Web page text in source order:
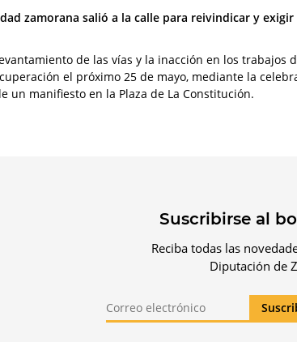
zamorana salió a la calle para reivindicar y exigir
de las vías y la inacción en los trabajos
el próximo 25 de mayo, mediante la
un manifiesto en la Plaza de La Constitución.
Suscribirse al
Reciba todas las
Diputación de